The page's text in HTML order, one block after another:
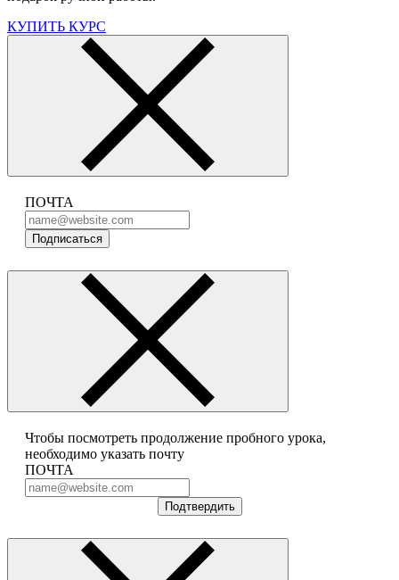
КУПИТЬ КУРС
ПОЧТА
Подписаться
Чтобы посмотреть продолжение пробного урока,
необходимо указать почту
ПОЧТА
Подтвердить